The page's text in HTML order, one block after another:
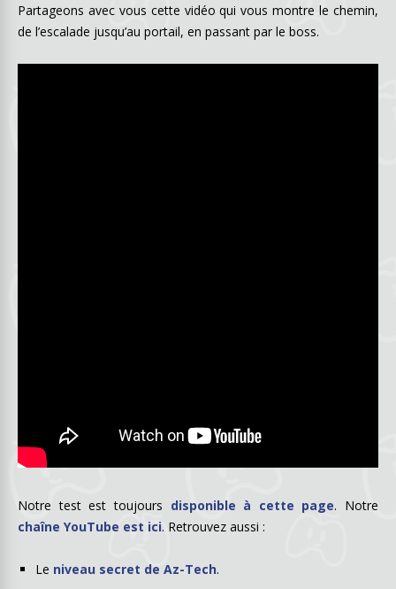
Partageons avec vous cette vidéo qui vous montre le chemin,
de l’escalade jusqu’au portail, en passant par le boss.
Notre test est toujours disponible à cette page. Notre
chaîne YouTube est ici. Retrouvez aussi :
Le niveau secret de Az-Tech.